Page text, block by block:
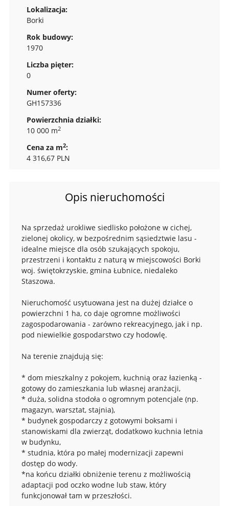
Lokalizacja:
Borki
Rok budowy:
1970
Liczba pięter:
0
Numer oferty:
GH157336
Powierzchnia działki:
10 000 m2
Cena za m2:
4 316,67 PLN
Opis nieruchomości
Na sprzedaż urokliwe siedlisko położone w cichej,
zielonej okolicy, w bezpośrednim sąsiedztwie lasu -
idealne miejsce dla osób szukających spokoju,
przestrzeni i kontaktu z naturą w miejscowości Borki
woj. świętokrzyskie, gmina Łubnice, niedaleko
Staszowa.
Nieruchomość usytuowana jest na dużej działce o
powierzchni 1 ha, co daje ogromne możliwości
zagospodarowania - zarówno rekreacyjnego, jak i np.
pod niewielkie gospodarstwo czy hodowlę.
Na terenie znajdują się:
* dom mieszkalny z pokojem, kuchnią oraz łazienką -
gotowy do zamieszkania lub własnej aranżacji,
* duża, solidna stodoła o ogromnym potencjale (np.
magazyn, warsztat, stajnia),
* budynek gospodarczy z gotowymi boksami i
stanowiskami dla zwierząt, dodatkowo kuchnia letnia
w budynku,
* studnia, która po małej modernizacji zapewni
dostęp do wody.
*na końcu działki obniżenie terenu z możliwością
adaptacji pod oczko wodne lub staw, który
funkcjonował tam w przeszłości.